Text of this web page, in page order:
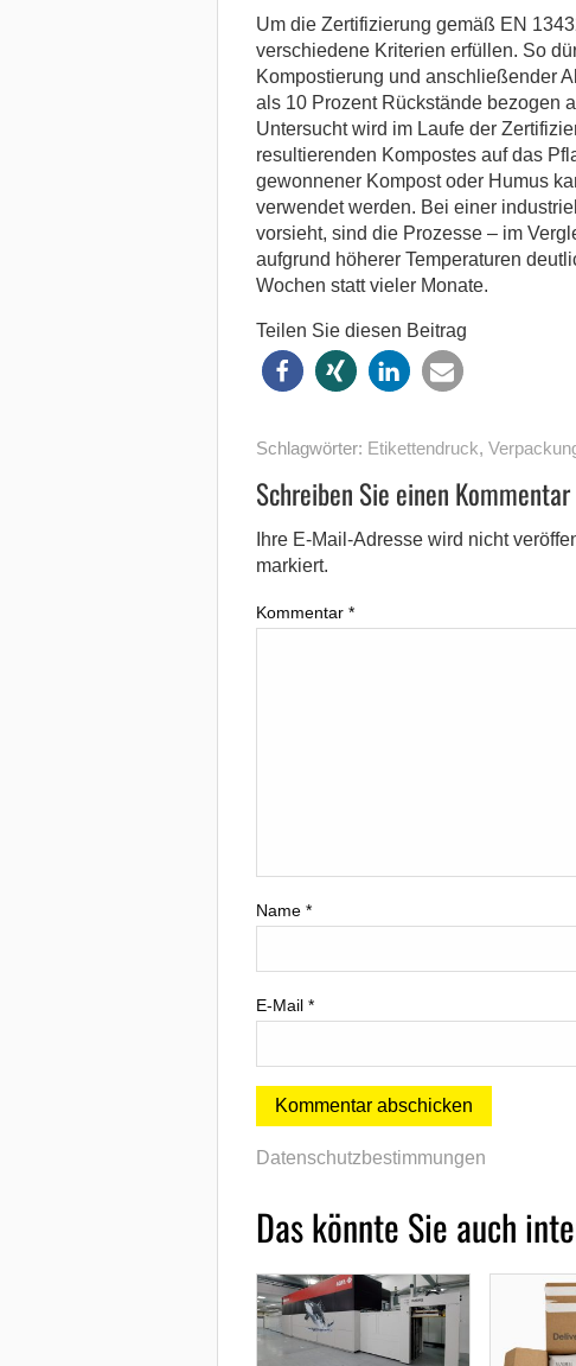
Um die Zertifizierung gemäß EN
verschiedene Kriterien erfüllen. So
Kompostierung und anschließender
als 10 Prozent Rückstände bezogen
Untersucht wird im Laufe der
resultierenden Kompostes auf das
gewonnener Kompost oder Humus
verwendet werden. Bei einer
vorsieht, sind die Prozesse – im
aufgrund höherer Temperaturen
Wochen statt vieler Monate.
Teilen Sie diesen Beitrag
Schlagwörter: Etikettendruck,
Schreiben Sie einen Kommentar
Ihre E-Mail-Adresse wird nicht
markiert.
Kommentar *
Name *
E-Mail *
Datenschutzbestimmungen
Das könnte Sie auch